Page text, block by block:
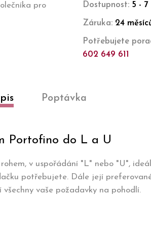
pro
Dostupnost: 5 -
Záruka: 24
Potřebujete
602 649 611
Poptávka
Portofino do L a U
v uspořádání "L" nebo "U",
potřebujete. Dále její
vaše požadavky na pohodlí.